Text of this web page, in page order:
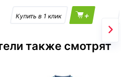
+
также смотрят